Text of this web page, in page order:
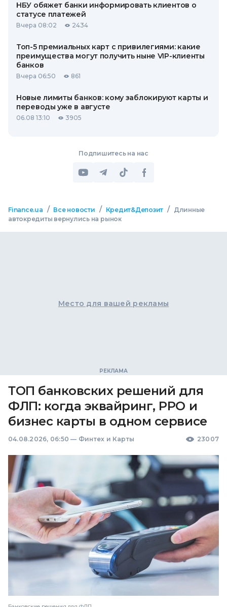
НБУ обяжет банки информировать клиентов о
статусе платежей
Вчера 08:02 2434
Топ-5 премиальных карт с привилегиями: какие
преимущества могут получить ныне VIP-клиенты
банков
Вчера 06:50 861
Новые лимиты банков: кому заблокируют карты и
переводы уже в августе
06.08 13:10 3905
Подпишитесь на нас
Finance.ua / Все новости / Кредит&Депозит /
Длинные
автокредиты вернулись на рынок
Место для вашей рекламы
ТОП банковских решений для
ФЛП: когда эквайринг, РРО и
бизнес карты в одном сервисе
04.08.2026, 06:50 — Финтех и Карты 23007